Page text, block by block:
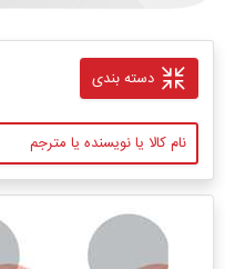
دسته بندی